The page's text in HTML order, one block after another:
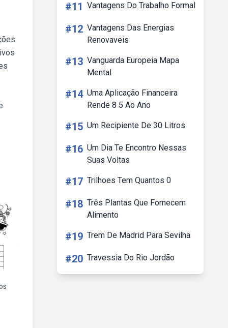
#11 Vantagens Do Trabalho Formal
#12 Vantagens Das Energias
Renovaveis
#13 Vanguarda Europeia Mapa
Mental
#14 Uma Aplicação Financeira
Rende 8 5 Ao Ano
#15 Um Recipiente De 30 Litros
#16 Um Dia Te Encontro Nessas
Suas Voltas
#17 Trilhoes Tem Quantos 0
#18 Três Plantas Que Fornecem
Alimento
#19 Trem De Madrid Para Sevilha
#20 Travessia Do Rio Jordão